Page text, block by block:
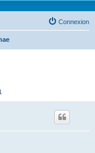
Connexion